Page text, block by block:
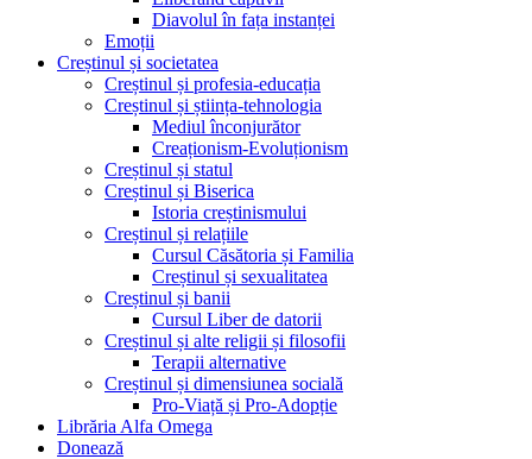
Diavolul în fața instanței
Emoții
Creștinul și societatea
Creștinul și profesia-educația
Creștinul și știința-tehnologia
Mediul înconjurător
Creaționism-Evoluționism
Creștinul și statul
Creștinul și Biserica
Istoria creștinismului
Creștinul și relațiile
Cursul Căsătoria și Familia
Creștinul și sexualitatea
Creștinul și banii
Cursul Liber de datorii
Creștinul și alte religii și filosofii
Terapii alternative
Creștinul și dimensiunea socială
Pro-Viață și Pro-Adopție
Librăria Alfa Omega
Donează